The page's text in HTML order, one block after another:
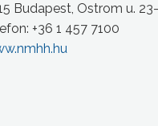
Budapest, Ostrom u.
+36 1 457 7100